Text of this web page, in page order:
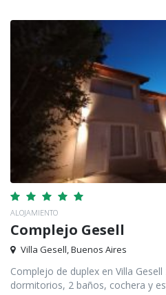
ALOJAMIENTO
Complejo Gesell
Villa Gesell, Buenos Aires
Complejo de duplex en Villa
dormitorios, 2 baños, cochera y